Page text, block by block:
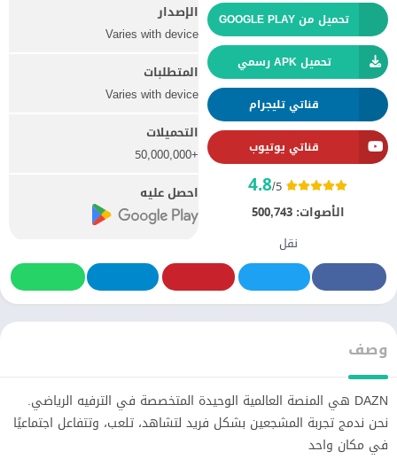
تحميل من GOOGLE PLAY
تحميل APK رسمي
قناتي تليجرام
قناتي يوتيوب
4.8/5
الأصوات:500,743
نقل
الإصدار
Varies with device
المتطلبات
Varies with device
التحميلات
+50,000,000
احصل عليه
وصف
DAZN هي المنصة العالمية الوحيدة المتخصصة في الترفيه الرياضي.
نحن ندمج تجربة المشجعين بشكل فريد لتشاهد، تلعب، وتتفاعل اجتماعيًا
في مكان واحد